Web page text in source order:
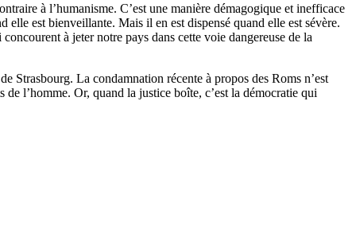
à l’humanisme. C’est une manière démagogique et inefficace
elle est bienveillante. Mais il en est dispensé quand elle est sévère.
à jeter notre pays dans cette voie dangereuse de la
Strasbourg. La condamnation récente à propos des Roms n’est
l’homme. Or, quand la justice boîte, c’est la démocratie qui